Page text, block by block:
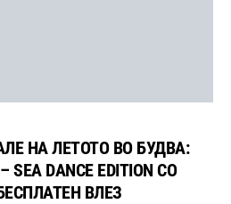
НА ЛЕТОТО ВО БУДВА:
SEA DANCE EDITION СО
ВЛЕЗ